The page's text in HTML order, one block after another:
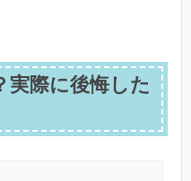
実際に後悔した